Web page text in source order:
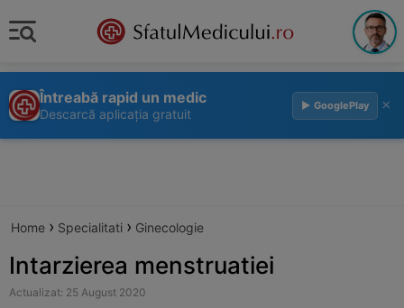
Întreabă rapid un medic
Descarcă aplicația gratuit
▶ GooglePlay ×
Home › Specialitati › Ginecologie
Intarzierea menstruatiei
Actualizat: 25 August 2020